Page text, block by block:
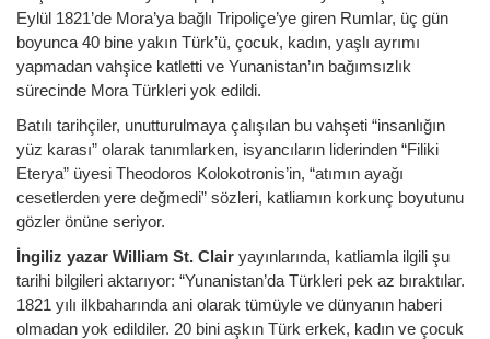
Eylül 1821’de Mora’ya bağlı Tripoliçe’ye giren Rumlar, üç gün
boyunca 40 bine yakın Türk’ü, çocuk, kadın, yaşlı ayrımı
yapmadan vahşice katletti ve Yunanistan’ın bağımsızlık
sürecinde Mora Türkleri yok edildi.
Batılı tarihçiler, unutturulmaya çalışılan bu vahşeti “insanlığın
yüz karası” olarak tanımlarken, isyancıların liderinden “Filiki
Eterya” üyesi Theodoros Kolokotronis’in, “atımın ayağı
cesetlerden yere değmedi” sözleri, katliamın korkunç boyutunu
gözler önüne seriyor.
İngiliz yazar William St. Clair yayınlarında, katliamla ilgili şu
tarihi bilgileri aktarıyor: “Yunanistan’da Türkleri pek az bıraktılar.
1821 yılı ilkbaharında ani olarak tümüyle ve dünyanın haberi
olmadan yok edildiler. 20 bini aşkın Türk erkek, kadın ve çocuk